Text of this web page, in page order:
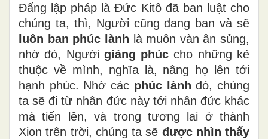
Đấng lập pháp là Đức Kitô đã ban luật cho
chúng ta, thì, Người cũng đang ban và sẽ
luôn ban phúc lành là muôn vàn ân sủng,
nhờ đó, Người giáng phúc cho những kẻ
thuộc về mình, nghĩa là, nâng họ lên tới
hạnh phúc. Nhờ các phúc lành đó, chúng
ta sẽ đi từ nhân đức này tới nhân đức khác
mà tiến lên, và trong tương lai ở thành
Xion trên trời, chúng ta sẽ được nhìn thấy